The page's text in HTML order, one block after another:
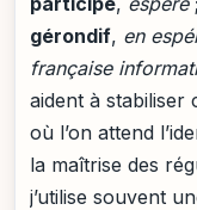
gérondif, en
française
aident à stabiliser
où l’on attend
la maîtrise des
j’utilise souvent